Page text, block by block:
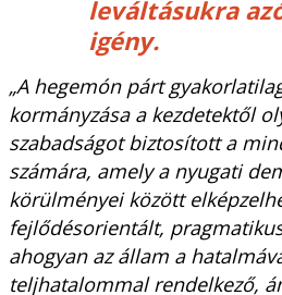
leváltásukra
igény.
„A hegemón párt
kormányzása a kezdetektől
szabadságot biztosított a
számára, amely a nyugati
körülményei között
fejlődésorientált,
ahogyan az állam a
teljhatalommal rendelkező,